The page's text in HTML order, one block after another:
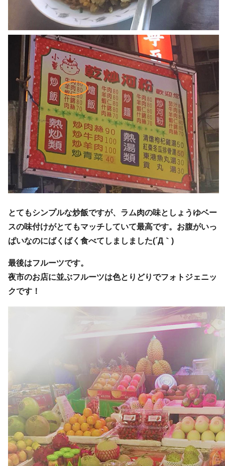
とてもシンプルな炒飯ですが、ラム肉の味としょうゆベー
スの味付けがとてもマッチしていて最高です。お腹がいっ
ぱいなのにばくばく食べてしましました(´Д｀)
最後はフルーツです。
夜市のお店に並ぶフルーツは色とりどりでフォトジェニッ
クです！